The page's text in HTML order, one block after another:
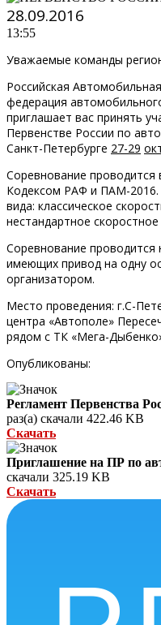
28.09.2016
13:55
Уважаемые команды
Российская
федерация
приглашает вас принять
Первенстве России по
Санкт-Петербурге 27-29
Соревнование
Кодексом РАФ и ПАМ-2016.
вида: классическое
нестандартное
Соревнование проводится
имеющих привод на одну
организатором.
Место проведения: г.С-
центра «Автополе»
рядом с ТК «Мега-
Опубликованы:
Регламент Первенства
раз(а) скачали 422.46 KB
Скачать
Приглашение на ПР по
скачали 325.19 KB
Скачать